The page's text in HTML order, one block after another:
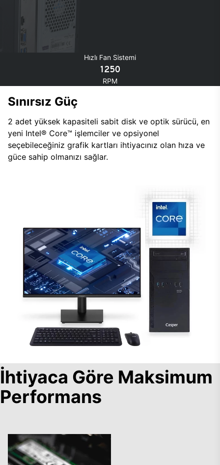
Hızlı Fan Sistemi
1250
RPM
Sınırsız Güç
2 adet yüksek kapasiteli sabit disk ve optik sürücü, en
yeni Intel® Core™ işlemciler ve opsiyonel
seçebileceğiniz grafik kartları ihtiyacınız olan hıza ve
güce sahip olmanızı sağlar.
İhtiyaca Göre Maksimum
Performans